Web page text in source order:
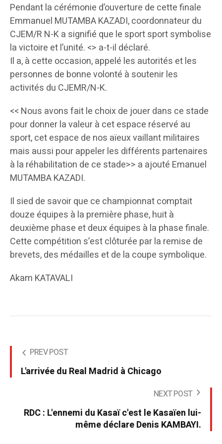
Pendant la cérémonie d’ouverture de cette finale
Emmanuel MUTAMBA KAZADI, coordonnateur du
CJEM/R N-K a signifié que le sport sport symbolise
la victoire et l’unité. <> a-t-il déclaré.
Il a, à cette occasion, appelé les autorités et les
personnes de bonne volonté à soutenir les
activités du CJEMR/N-K.
<< Nous avons fait le choix de jouer dans ce stade
pour donner la valeur à cet espace réservé au
sport, cet espace de nos aïeux vaillant militaires
mais aussi pour appeler les différents partenaires
à la réhabilitation de ce stade>> a ajouté Emanuel
MUTAMBA KAZADI.
Il sied de savoir que ce championnat comptait
douze équipes à la première phase, huit à
deuxième phase et deux équipes à la phase finale.
Cette compétition s’est clôturée par la remise de
brevets, des médailles et de la coupe symbolique.
Akam KATAVALI
PREV POST
L'arrivée du Real Madrid à Chicago
NEXT POST
RDC : L'ennemi du Kasaï c'est le Kasaïen lui-
même déclare Denis KAMBAYI.